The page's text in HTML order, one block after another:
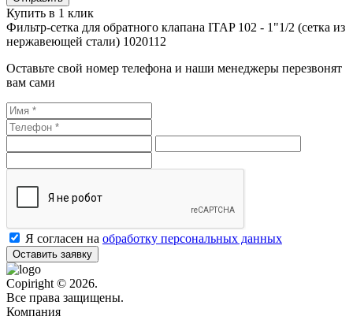
Купить в 1 клик
Фильтр-сетка для обратного клапана ITAP 102 - 1"1/2 (сетка из
нержавеющей стали) 1020112
Оставьте свой номер телефона и наши менеджеры перезвонят
вам сами
Я согласен на обработку персональных данных
Оставить заявку
Copiright © 2026.
Все права защищены.
Компания